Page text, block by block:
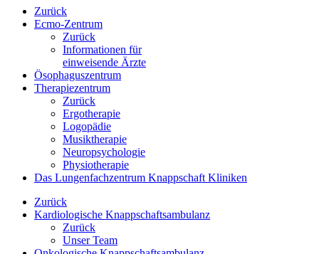
Zurück
Ecmo-Zentrum
Zurück
Informationen für
einweisende Ärzte
Ösophaguszentrum
Therapiezentrum
Zurück
Ergotherapie
Logopädie
Musiktherapie
Neuropsychologie
Physiotherapie
Das Lungenfachzentrum Knappschaft Kliniken
Zurück
Kardiologische Knappschaftsambulanz
Zurück
Unser Team